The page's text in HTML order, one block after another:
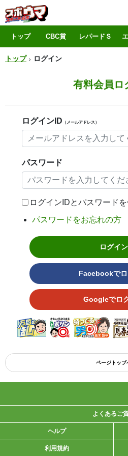
トップ CBC賞 レパードＳ
トップ ログイン
有料会員ロ
ログインID （メールアドレス）
パスワード
ログインIDとパスワード
パスワードをお忘れの方
ログイン
Facebookで
Googleでロ
ページトップ
よくあるご
ヘルプ
利用規約